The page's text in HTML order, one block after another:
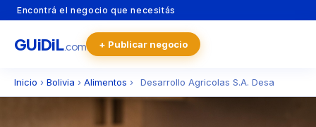
Encontrá el negocio que necesitás
GUiDiL.com + Publicar negocio
Inicio › Bolivia › Alimentos › Desarrollo Agricolas S.A. Desa